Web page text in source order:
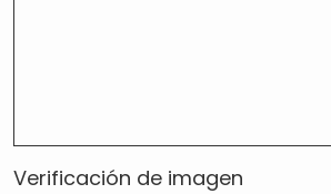
Verificación de imagen